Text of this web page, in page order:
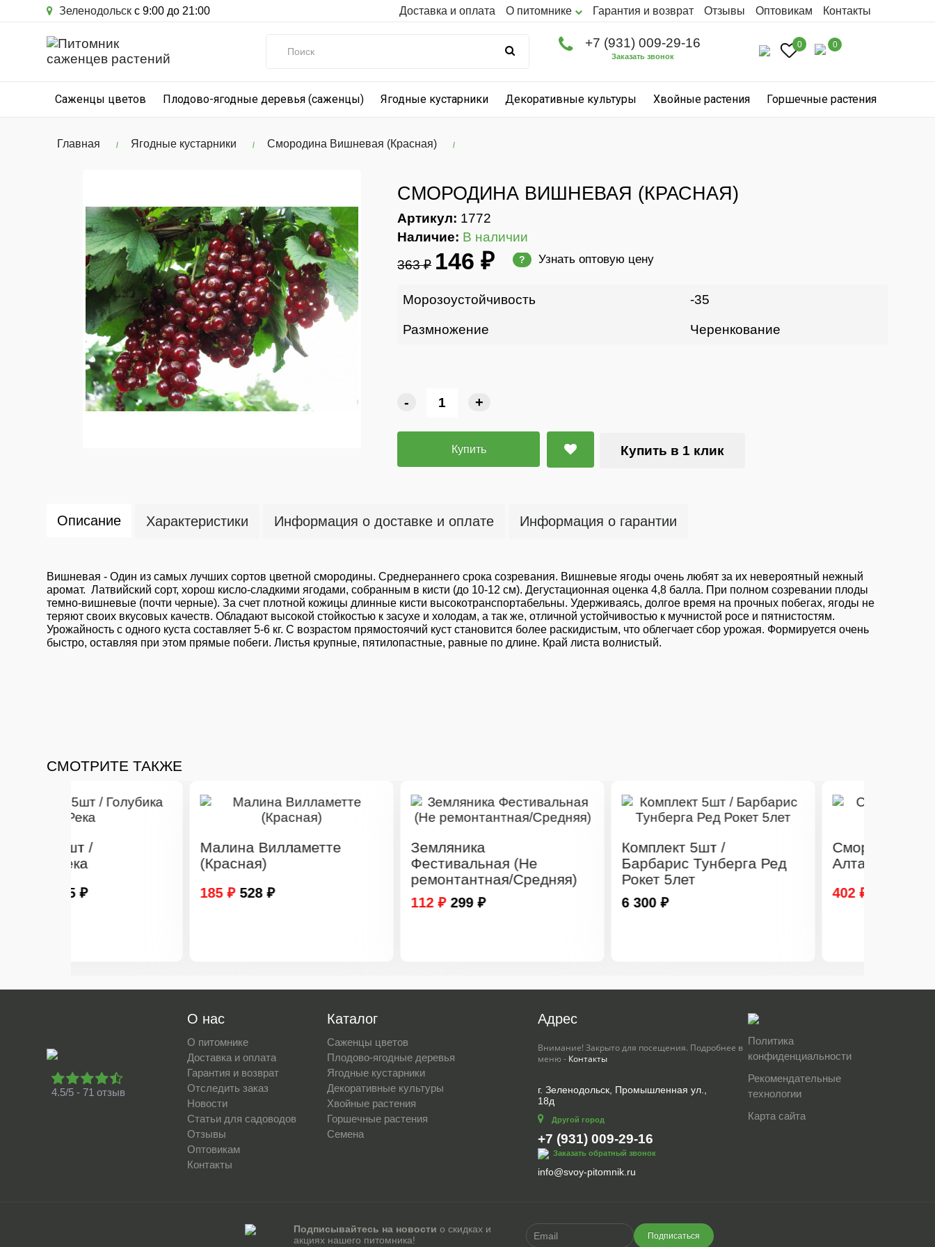
Зеленодольск с 9:00 до 21:00 Доставка и оплата О питомнике Гарантия и возврат Отзывы Оптовикам Контакты
+7 (931) 009-29-16
Заказать звонок
0 0
Саженцы цветов Плодово-ягодные деревья (саженцы) Ягодные кустарники Декоративные культуры Хвойные растения Горшечные растения
Главная Ягодные кустарники Смородина Вишневая (Красная)
СМОРОДИНА ВИШНЕВАЯ (КРАСНАЯ)
Артикул: 1772
Наличие: В наличии
363 ₽ 146 ₽ ? Узнать оптовую цену
Морозоустойчивость -35
Размножение Черенкование
- +
Купить Купить в 1 клик
Описание Характеристики Информация о доставке и оплате Информация о гарантии
Вишневая - Один из самых лучших сортов цветной смородины. Среднераннего срока созревания. Вишневые ягоды очень любят за их невероятный нежный
аромат. Латвийский сорт, хорош кисло-сладкими ягодами, собранным в кисти (до 10-12 см). Дегустационная оценка 4,8 балла. При полном созревании плоды
темно-вишневые (почти черные). За счет плотной кожицы длинные кисти высокотранспортабельны. Удерживаясь, долгое время на прочных побегах, ягоды не
теряют своих вкусовых качеств. Обладают высокой стойкостью к засухе и холодам, а так же, отличной устойчивостью к мучнистой росе и пятнистостям.
Урожайность с одного куста составляет 5-6 кг. С возрастом прямостоячий куст становится более раскидистым, что облегчает сбор урожая. Формируется очень
быстро, оставляя при этом прямые побеги. Листья крупные, пятилопастные, равные по длине. Край листа волнистый.
СМОТРИТЕ ТАКЖЕ
Малина Вилламетте
Земляника
Фестивальная (Не
ремонтантная/Средняя)
Барбарис Тунберга Ред
Рокет 5лет
Смородина золотистая
Алтаргана
4.5/5 - 71 отзыв
О нас
О питомнике
Доставка и оплата
Гарантия и возврат
Отследить заказ
Новости
Статьи для садоводов
Отзывы
Оптовикам
Контакты
Каталог
Саженцы цветов
Плодово-ягодные деревья
Ягодные кустарники
Декоративные культуры
Хвойные растения
Горшечные растения
Семена
Адрес
Внимание! Закрыто для посещения. Подробнее в
меню - Контакты
г. Зеленодольск, Промышленная ул.,
18д
Другой город
+7 (931) 009-29-16
Заказать обратный звонок
info@svoy-pitomnik.ru
Политика
конфиденциальности
Рекомендательные
технологии
Карта сайта
Подписывайтесь на новости о скидках и
акциях нашего питомника!
Подписаться